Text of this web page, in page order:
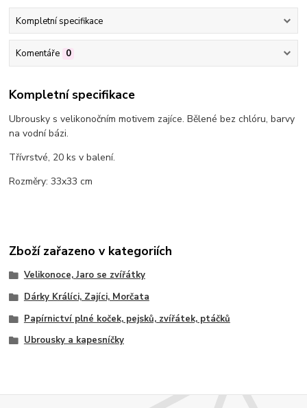
Kompletní specifikace
Komentáře 0
Kompletní specifikace
Ubrousky s velikonočním motivem zajíce. Bělené bez chlóru, barvy
na vodní bázi.
Třívrstvé, 20 ks v balení.
Rozměry: 33x33 cm
Zboží zařazeno v kategoriích
Velikonoce, Jaro se zvířátky
Dárky Králíci, Zajíci, Morčata
Papírnictví plné koček, pejsků, zvířátek, ptáčků
Ubrousky a kapesníčky